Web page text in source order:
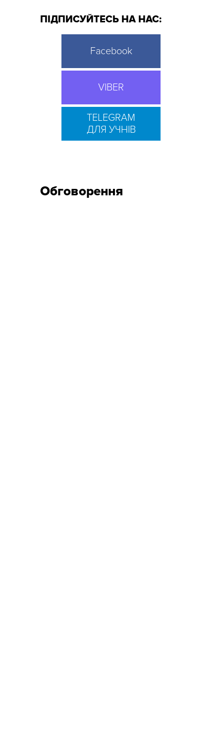
ПІДПИСУЙТЕСЬ НА НАС:
Facebook
VIBER
TELEGRAM
ДЛЯ УЧНІВ
Обговорення